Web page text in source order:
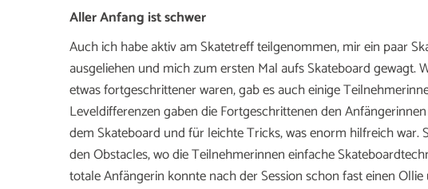
Aller Anfang ist schwer
Auch ich habe aktiv am Skatetreff teilgenommen, mir ein paar
ausgeliehen und mich zum ersten Mal aufs Skateboard gewagt.
etwas fortgeschrittener waren, gab es auch einige
Leveldifferenzen gaben die Fortgeschrittenen den
dem Skateboard und für leichte Tricks, was enorm hilfreich war.
den Obstacles, wo die Teilnehmerinnen einfache
totale Anfängerin konnte nach der Session schon fast einen